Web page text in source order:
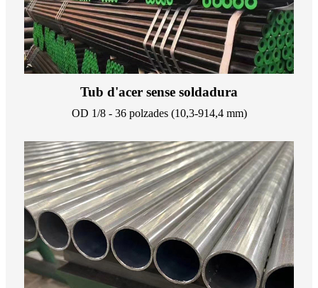
Tub d'acer sense soldadura
OD 1/8 - 36 polzades (10,3-914,4 mm)